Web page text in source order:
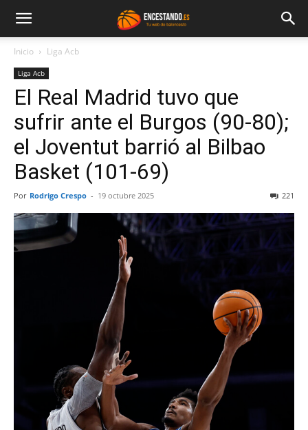
Inicio Liga Acb
Liga Acb
El Real Madrid tuvo que
sufrir ante el Burgos (90-80);
el Joventut barrió al Bilbao
Basket (101-69)
Por Rodrigo Crespo - 19 octubre 2025 221